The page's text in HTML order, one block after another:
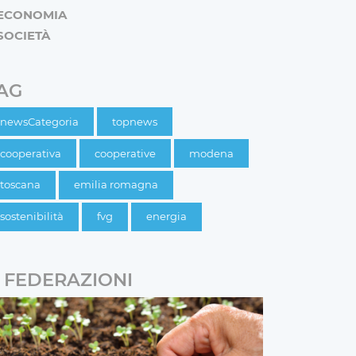
newsCategoria topnews
cooperativa cooperative modena
toscana emilia romagna
sostenibilità fvg energia
FEDERAZIONI